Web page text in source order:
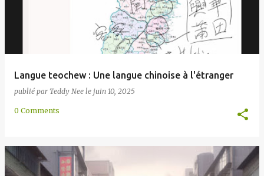
Langue teochew : Une langue chinoise à l'étranger
publié par Teddy Nee le juin 10, 2025
0 Comments